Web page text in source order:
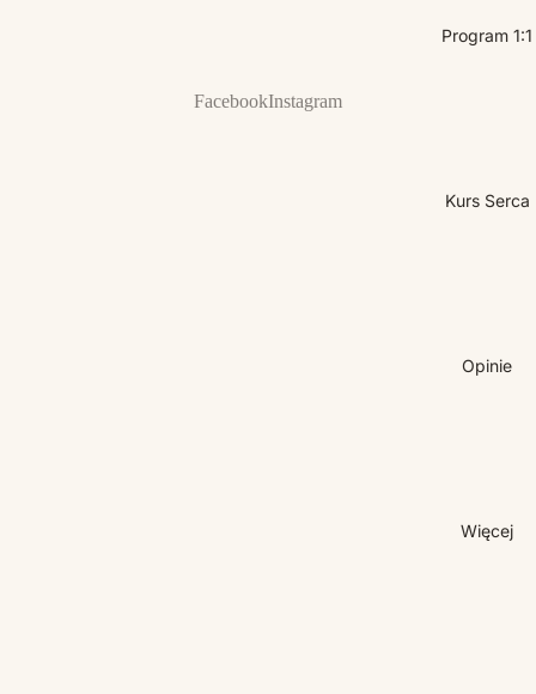
Program 1:1
Kurs Serca
Opinie
Więcej
FacebookInstagram